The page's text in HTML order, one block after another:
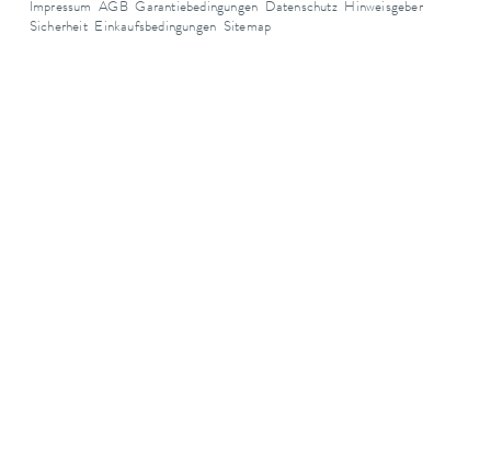
Impressum AGB Garantiebedingungen Datenschutz Hinweisgeber
Sicherheit Einkaufsbedingungen Sitemap